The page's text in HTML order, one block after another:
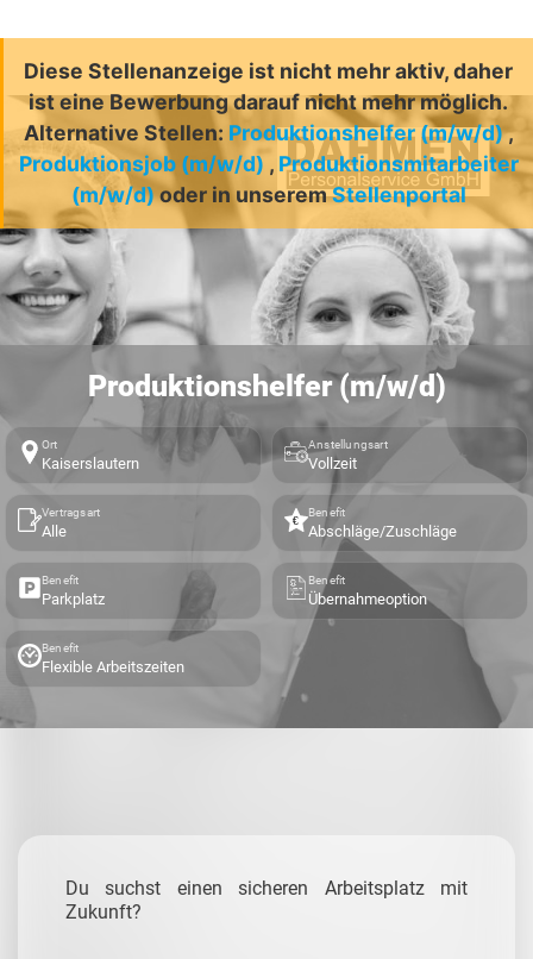
Diese Stellenanzeige ist nicht mehr aktiv, daher
ist eine Bewerbung darauf nicht mehr möglich.
Alternative Stellen: Produktionshelfer (m/w/d),
Produktionsjob (m/w/d) , Produktionsmitarbeiter
(m/w/d)oder in unseremStellenportal
Produktionshelfer (m/w/d)
Ort
Kaiserslautern
Anstellungsart
Vollzeit
Vertragsart
Alle
Benefit
Abschläge/Zuschläge
Benefit
Parkplatz
Benefit
Übernahmeoption
Benefit
Flexible Arbeitszeiten
Du suchst einen sicheren Arbeitsplatz mit
Zukunft?